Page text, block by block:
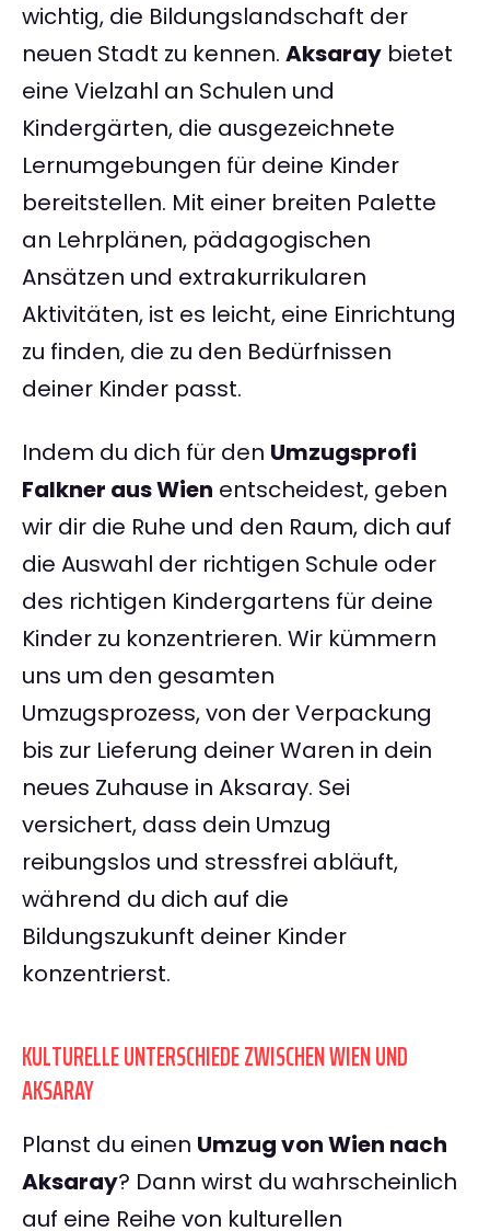
wichtig, die Bildungslandschaft der
neuen Stadt zu kennen. Aksaray bietet
eine Vielzahl an Schulen und
Kindergärten, die ausgezeichnete
Lernumgebungen für deine Kinder
bereitstellen. Mit einer breiten Palette
an Lehrplänen, pädagogischen
Ansätzen und extrakurrikularen
Aktivitäten, ist es leicht, eine Einrichtung
zu finden, die zu den Bedürfnissen
deiner Kinder passt.
Indem du dich für den Umzugsprofi
Falkner aus Wien entscheidest, geben
wir dir die Ruhe und den Raum, dich auf
die Auswahl der richtigen Schule oder
des richtigen Kindergartens für deine
Kinder zu konzentrieren. Wir kümmern
uns um den gesamten
Umzugsprozess, von der Verpackung
bis zur Lieferung deiner Waren in dein
neues Zuhause in Aksaray. Sei
versichert, dass dein Umzug
reibungslos und stressfrei abläuft,
während du dich auf die
Bildungszukunft deiner Kinder
konzentrierst.
KULTURELLE UNTERSCHIEDE ZWISCHEN WIEN UND
AKSARAY
Planst du einen Umzug von Wien nach
Aksaray? Dann wirst du wahrscheinlich
auf eine Reihe von kulturellen